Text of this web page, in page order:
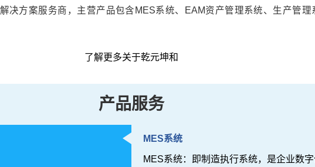
决方案服务商，主营产品包含MES系统、EAM资产管理系统、生产管
了解更多关于乾元坤和
产品服务
MES系统
MES系统：即制造执行系统，是企业数